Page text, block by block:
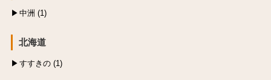
中洲 (1)
北海道
すすきの (1)